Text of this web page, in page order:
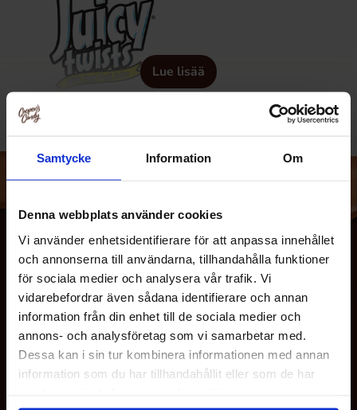
Samtycke Information Om
Denna webbplats använder cookies
Vi använder enhetsidentifierare för att anpassa innehållet
och annonserna till användarna, tillhandahålla funktioner
för sociala medier och analysera vår trafik. Vi
vidarebefordrar även sådana identifierare och annan
information från din enhet till de sociala medier och
annons- och analysföretag som vi samarbetar med.
Dessa kan i sin tur kombinera informationen med annan
information som du har tillhandahållit eller som de har
Lue lisää
MEISTÄ